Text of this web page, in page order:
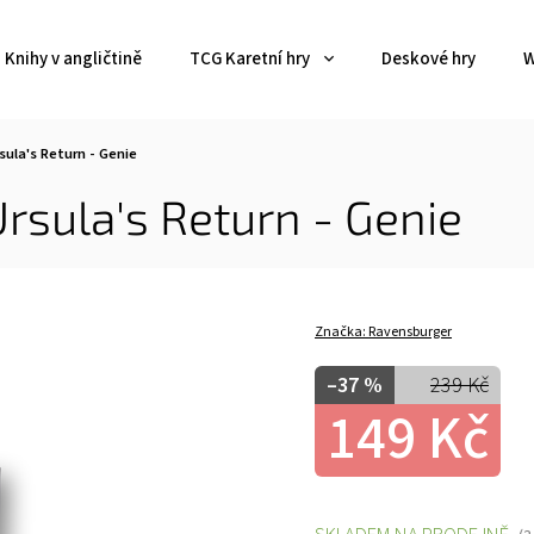
Knihy v angličtině TCG Karetní hry Deskové hry
Return - Genie
Return - Genie
Značka:Ravensburger
239 Kč
–37 %
149 Kč